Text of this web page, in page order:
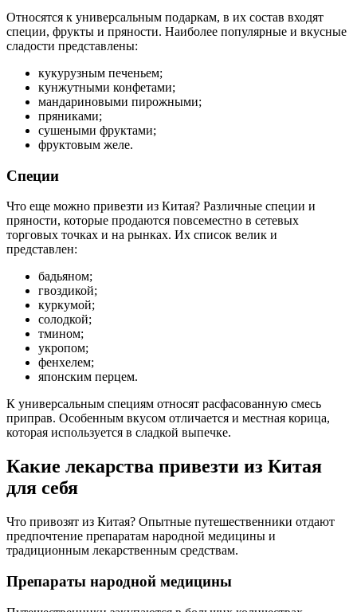
Относятся к универсальным подаркам, в их состав входят
специи, фрукты и пряности. Наиболее популярные и вкусные
сладости представлены:
кукурузным печеньем;
кунжутными конфетами;
мандариновыми пирожными;
пряниками;
сушеными фруктами;
фруктовым желе.
Специи
Что еще можно привезти из Китая? Различные специи и
пряности, которые продаются повсеместно в сетевых
торговых точках и на рынках. Их список велик и
представлен:
бадьяном;
гвоздикой;
куркумой;
солодкой;
тмином;
укропом;
фенхелем;
японским перцем.
К универсальным специям относят расфасованную смесь
приправ. Особенным вкусом отличается и местная корица,
которая используется в сладкой выпечке.
Какие лекарства привезти из Китая
для себя
Что привозят из Китая? Опытные путешественники отдают
предпочтение препаратам народной медицины и
традиционным лекарственным средствам.
Препараты народной медицины